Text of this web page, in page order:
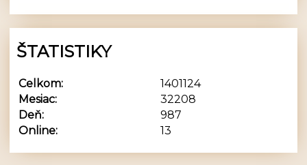
ŠTATISTIKY
Online: 13
Celkom:
1401124
Mesiac:
32208
Deň:
987